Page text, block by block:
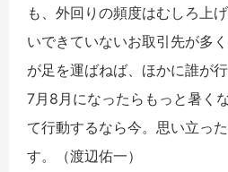
も、外回りの頻度はむしろ上
いできていないお取引先が多
が足を運ばねば、ほかに誰が
7月8月になったらもっと暑く
て行動するなら今。思い立っ
す。（渡辺佑一）